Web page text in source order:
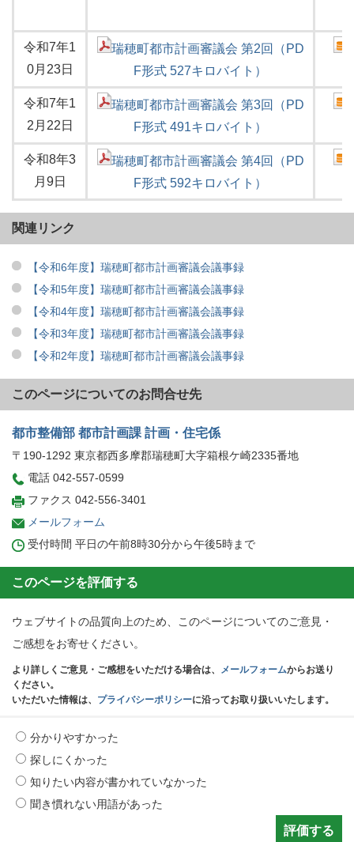
令和7年1
0月23日
瑞穂町都市計画審議会 第2回（PD
F形式 527キロバイト）
令和7年1
2月22日
瑞穂町都市計画審議会 第3回（PD
F形式 491キロバイト）
令和8年3
月9日
瑞穂町都市計画審議会 第4回（PD
F形式 592キロバイト）
関連リンク
【令和6年度】瑞穂町都市計画審議会議事録
【令和5年度】瑞穂町都市計画審議会議事録
【令和4年度】瑞穂町都市計画審議会議事録
【令和3年度】瑞穂町都市計画審議会議事録
【令和2年度】瑞穂町都市計画審議会議事録
このページについてのお問合せ先
都市整備部 都市計画課 計画・住宅係
〒190-1292 東京都西多摩郡瑞穂町大字箱根ケ崎2335番地
電話 042-557-0599
ファクス 042-556-3401
メールフォーム
受付時間 平日の午前8時30分から午後5時まで
このページを評価する
ウェブサイトの品質向上のため、このページについてのご意見・
ご感想をお寄せください。
より詳しくご意見・ご感想をいただける場合は、 メールフォームからお送り
ください。
いただいた情報は、 プライバシーポリシーに沿ってお取り扱いいたします。
分かりやすかった
探しにくかった
知りたい内容が書かれていなかった
聞き慣れない用語があった